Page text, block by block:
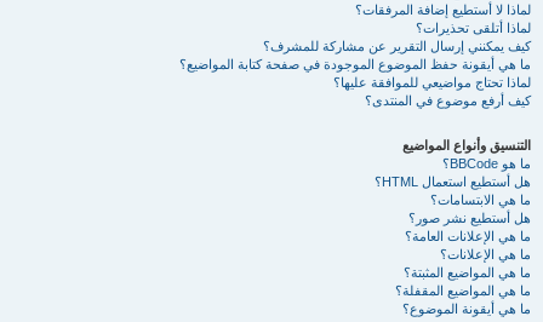
لماذا لا أستطيع إضافة المرفقات؟
لماذا أتلقى تحذيرات؟
كيف يمكنني إرسال التقرير عن مشاركة للمشرف؟
ما هي أيقونة حفظ الموضوع الموجودة في صفحة كتابة المواضيع؟
لماذا تحتاج مواضيعي للموافقة عليها؟
كيف أرفع موضوع في المنتدى؟
التنسيق وأنواع المواضيع
ما هو BBCode؟
هل أستطيع استعمال HTML؟
ما هي الابتسامات؟
هل أستطيع نشر صور؟
ما هي الإعلانات العامة؟
ما هي الإعلانات؟
ما هي المواضيع المثبتة؟
ما هي المواضيع المقفلة؟
ما هي أيقونة الموضوع؟